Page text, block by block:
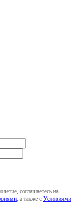
соглашаетесь на
, а также с Условиями